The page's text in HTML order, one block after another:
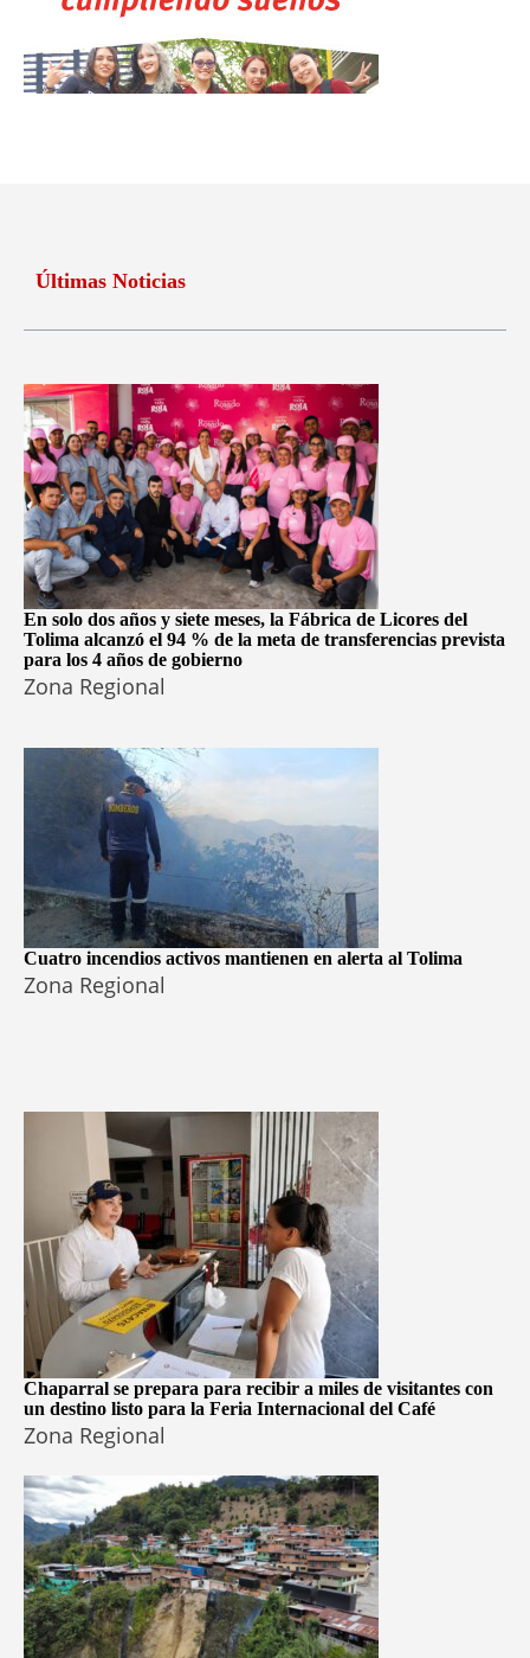
Últimas Noticias
En solo dos años y siete meses, la Fábrica de Licores del
Tolima alcanzó el 94 % de la meta de transferencias prevista
para los 4 años de gobierno
Zona Regional
Cuatro incendios activos mantienen en alerta al Tolima
Zona Regional
Chaparral se prepara para recibir a miles de visitantes con
un destino listo para la Feria Internacional del Café
Zona Regional